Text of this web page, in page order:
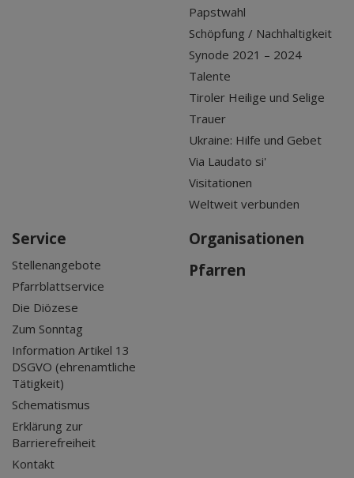
Papstwahl
Schöpfung / Nachhaltigkeit
Synode 2021 – 2024
Talente
Tiroler Heilige und Selige
Trauer
Ukraine: Hilfe und Gebet
Via Laudato si'
Visitationen
Weltweit verbunden
Service
Stellenangebote
Pfarrblattservice
Die Diözese
Zum Sonntag
Information Artikel 13
DSGVO (ehrenamtliche
Tätigkeit)
Schematismus
Erklärung zur
Barrierefreiheit
Kontakt
Organisationen
Pfarren